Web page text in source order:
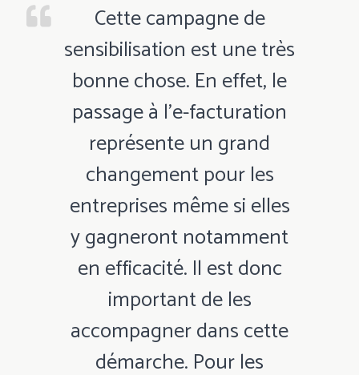
Cette campagne de
sensibilisation est une très
bonne chose. En effet, le
passage à l’e-facturation
représente un grand
changement pour les
entreprises même si elles
y gagneront notamment
en efficacité. Il est donc
important de les
accompagner dans cette
démarche. Pour les